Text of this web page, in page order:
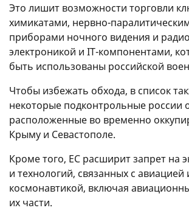
Это лишит возможности торговли
химикатами, нервно-
приборами ночного видения и
электроникой и IT-компонентами,
быть использованы российской
Чтобы избежать обхода, в список
некоторые подконтрольные россии
расположенные во временно
Крыму и Севастополе.
Кроме того, ЕС расширит запрет на
и технологий, связанных с авиацией
космонавтикой, включая
их части.